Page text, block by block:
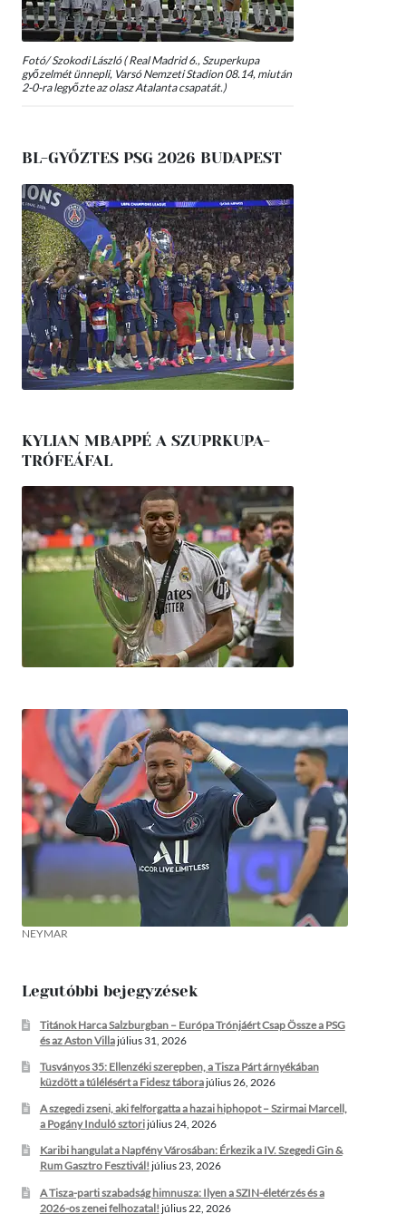
Fotó/ Szokodi László ( Real Madrid 6., Szuperkupa
győzelmét ünnepli, Varsó Nemzeti Stadion 08.14, miután
2-0-ra legyőzte az olasz Atalanta csapatát.)
BL-GYŐZTES PSG 2026 BUDAPEST
KYLIAN MBAPPÉ A SZUPRKUPA-
TRÓFEÁFAL
NEYMAR
Legutóbbi bejegyzések
Titánok Harca Salzburgban – Európa Trónjáért Csap Össze a PSG
és az Aston Villajúlius 31, 2026
Tusványos 35: Ellenzéki szerepben, a Tisza Párt árnyékában
küzdött a túlélésért a Fidesz táborajúlius 26, 2026
A szegedi zseni, aki felforgatta a hazai hiphopot – Szirmai Marcell,
a Pogány Induló sztorijúlius 24, 2026
Karibi hangulat a Napfény Városában: Érkezik a IV. Szegedi Gin &
Rum Gasztro Fesztivál! július 23, 2026
A Tisza-parti szabadság himnusza: Ilyen a SZIN-életérzés és a
2026-os zenei felhozatal! július 22, 2026